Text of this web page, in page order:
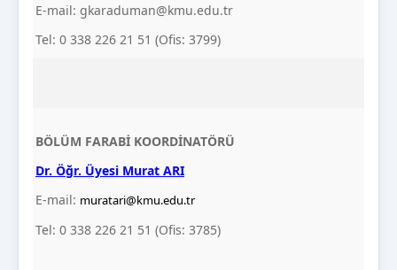
E-mail: gkaraduman@kmu.edu.tr
Tel: 0 338 226 21 51 (Ofis: 3799)
BÖLÜM FARABİ KOORDİNATÖRÜ
Dr. Öğr. Üyesi Murat ARI
E-mail: muratari@kmu.edu.tr
Tel: 0 338 226 21 51 (Ofis: 3785)